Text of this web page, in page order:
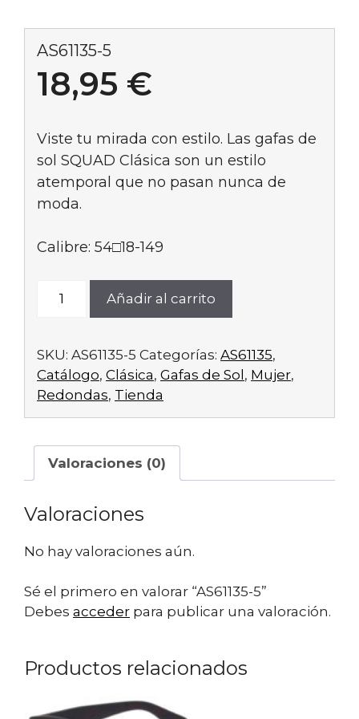
AS61135-5
18,95 €
Viste tu mirada con estilo. Las gafas de
sol SQUAD Clásica son un estilo
atemporal que no pasan nunca de
moda.
Calibre: 54□18-149
Añadir al carrito
SKU: AS61135-5 Categorías: AS61135,
Catálogo, Clásica, Gafas de Sol , Mujer,
Redondas, Tienda
Valoraciones (0)
Valoraciones
No hay valoraciones aún.
Sé el primero en valorar “AS61135-5”
Debes acceder para publicar una valoración.
Productos relacionados